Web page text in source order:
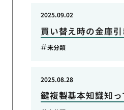
買い替え時の金庫
2025.09.02
未分類
鍵複製基本知識知っ
2025.08.28